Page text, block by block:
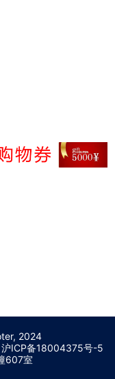
2024
ICP备18004375号-5
607室